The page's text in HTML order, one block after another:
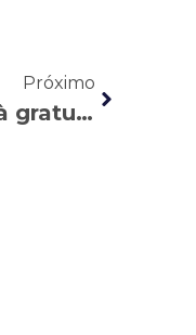
Próximo
Declaração de pobreza: TST facilita o acesso à gratuidade na Justiça do Trabalho